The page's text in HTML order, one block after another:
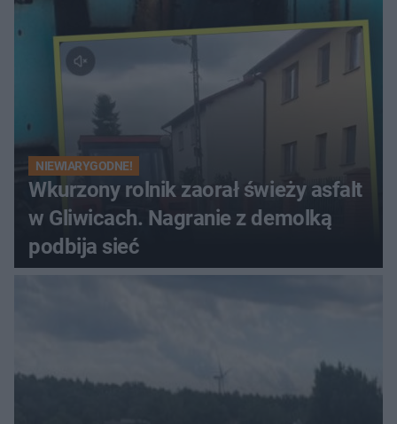
NIEWIARYGODNE!
Wkurzony rolnik zaorał świeży asfalt
w Gliwicach. Nagranie z demolką
podbija sieć